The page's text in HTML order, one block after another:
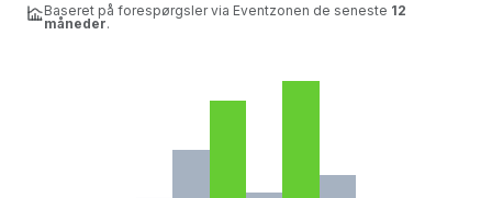
Baseret på forespørgsler via Eventzonen de seneste 12
måneder.